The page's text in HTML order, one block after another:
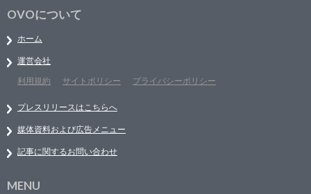
OVOについて
ホーム
運営会社
利用規約
サイトポリシー プライバシーポリシー
プレスリリースはこちらへ
媒体資料および広告メニュー
記事に関するお問い合わせ
MENU